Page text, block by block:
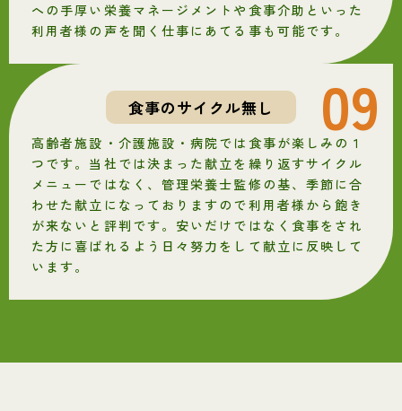
への手厚い栄養マネージメントや食事介助といった
利用者様の声を聞く仕事にあてる事も可能です。
09
食事のサイクル無し
高齢者施設・介護施設・病院では食事が楽しみの１
つです。当社では決まった献立を繰り返すサイクル
メニューではなく、管理栄養士監修の基、季節に合
わせた献立になっておりますので利用者様から飽き
が来ないと評判です。安いだけではなく食事をされ
た方に喜ばれるよう日々努力をして献立に反映して
います。